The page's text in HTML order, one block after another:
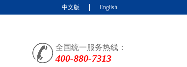
中文版 English
全国统一服务热线：
400-880-7313